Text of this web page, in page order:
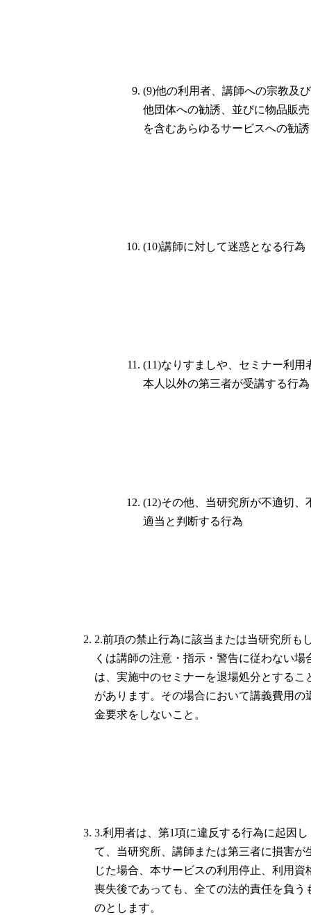
(9)他の利用者、講師への宗教及び
他団体への勧誘、並びに物品販売
を含むあらゆるサービスへの勧誘
(10)講師に対して迷惑となる行為
(11)なりすましや、セミナー利用
本人以外の第三者が受講する行為
(12)その他、当研究所が不適切、
適当と判断する行為
2.前項の禁止行為に該当または当研究所も
くは講師の注意・指示・警告に従わない場
は、実施中のセミナーを退場処分とするこ
があります。その場合において講義費用の
金要求をしないこと。
3.利用者は、第1項に違反する行為に起因し
て、当研究所、講師または第三者に損害が
じた場合、本サービスの利用停止、利用資
喪失後であっても、全ての法的責任を負う
のとします。